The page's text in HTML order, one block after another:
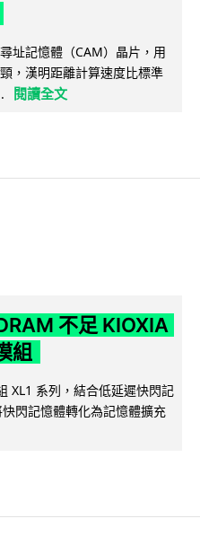
址記憶體（CAM）晶片，用
，漢明距離計算速度比標準
閱讀全文
不足 KIOXIA
組
XL1 系列，結合低延遲快閃記
閃記憶體轉化為記憶體擴充